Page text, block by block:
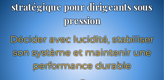
stratégique pour dirigeants sous
pression
Décider avec lucidité, stabiliser
son système et maintenir une
performance durable